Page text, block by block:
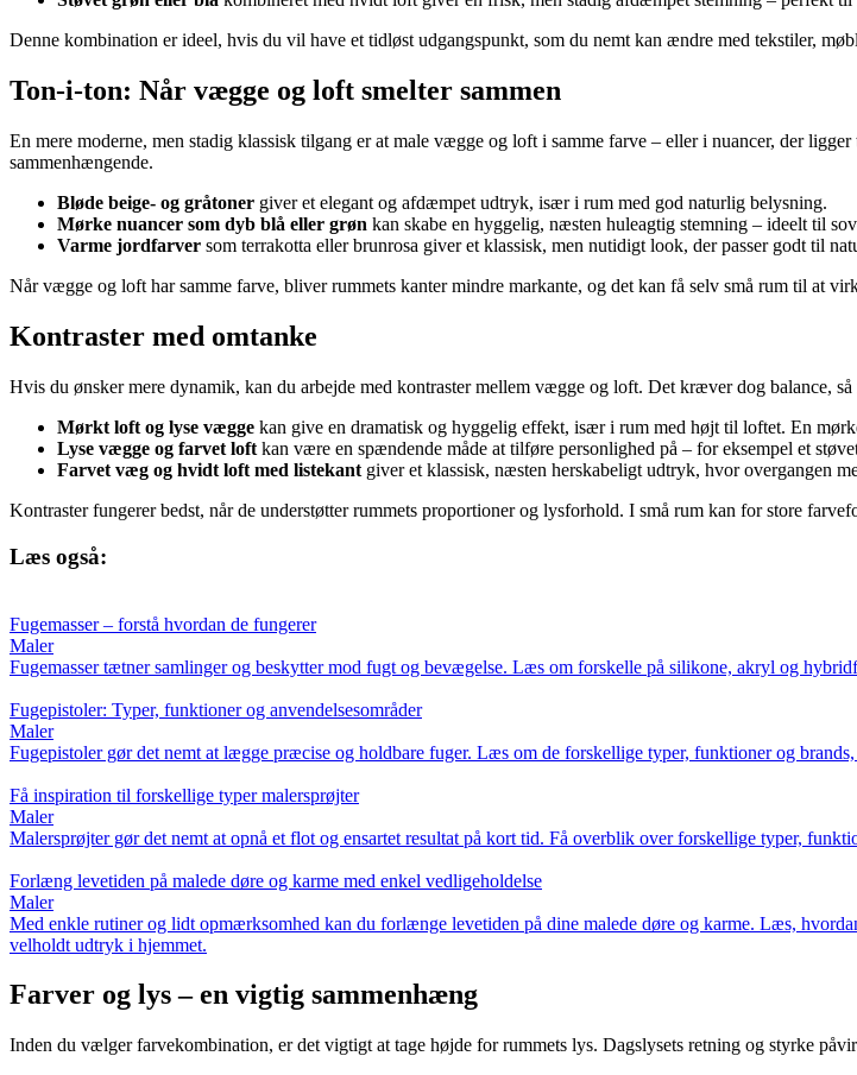
Denne kombination er ideel, hvis du vil have et tidløst udgangspunkt, som du nemt kan ændre med tekstiler,
Ton-i-ton: Når vægge og loft smelter sammen
En mere moderne, men stadig klassisk tilgang er at male vægge og loft i samme farve – eller i nuancer, der
sammenhængende.
Bløde beige- og gråtoner giver et elegant og afdæmpet udtryk, især i rum med god naturlig belysning.
Mørke nuancer som dyb blå eller grøn kan skabe en hyggelig, næsten huleagtig stemning – ideelt til
Varme jordfarver som terrakotta eller brunrosa giver et klassisk, men nutidigt look, der passer godt til
Når vægge og loft har samme farve, bliver rummets kanter mindre markante, og det kan få selv små rum til at
Kontraster med omtanke
Hvis du ønsker mere dynamik, kan du arbejde med kontraster mellem vægge og loft. Det kræver dog balance,
Mørkt loft og lyse vægge kan give en dramatisk og hyggelig effekt, især i rum med højt til loftet. En
Lyse vægge og farvet loft kan være en spændende måde at tilføre personlighed på – for eksempel et
Farvet væg og hvidt loft med listekant giver et klassisk, næsten herskabeligt udtryk, hvor overgangen
Kontraster fungerer bedst, når de understøtter rummets proportioner og lysforhold. I små rum kan for store
Læs også:
Fugemasser – forstå hvordan de fungerer
Maler
Fugemasser tætner samlinger og beskytter mod fugt og bevægelse. Læs om forskelle på silikone, akryl og
Fugepistoler: Typer, funktioner og anvendelsesområder
Maler
Fugepistoler gør det nemt at lægge præcise og holdbare fuger. Læs om de forskellige typer, funktioner og
Få inspiration til forskellige typer malersprøjter
Maler
Malersprøjter gør det nemt at opnå et flot og ensartet resultat på kort tid. Få overblik over forskellige typer,
Forlæng levetiden på malede døre og karme med enkel vedligeholdelse
Maler
Med enkle rutiner og lidt opmærksomhed kan du forlænge levetiden på dine malede døre og karme. Læs,
velholdt udtryk i hjemmet.
Farver og lys – en vigtig sammenhæng
Inden du vælger farvekombination, er det vigtigt at tage højde for rummets lys. Dagslysets retning og styrke